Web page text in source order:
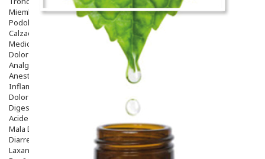
Miembro Inferior
Podología
Calzado
Medicamentos
Dolor E Inflamación
Analgésicos
Anestésicos
Inflamación Articulaciones
Dolor Muscular / Articular
Digestivo
Acidez, Gases Y Ardores
Mala Digestion
Diarrea / Estreñimiento / Vómitos
Laxantes